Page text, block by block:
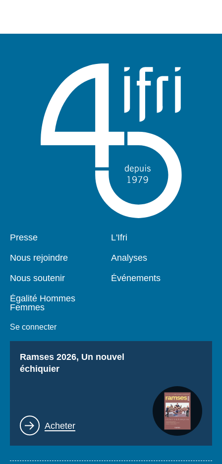
Pied
Presse
Nous rejoindre
Nous soutenir
Égalité Hommes
Femmes
Se connecter
Navigation
L'Ifri
Analyses
Événements
Titre
Ramses 2026, Un nouvel
échiquier
Lien
Acheter